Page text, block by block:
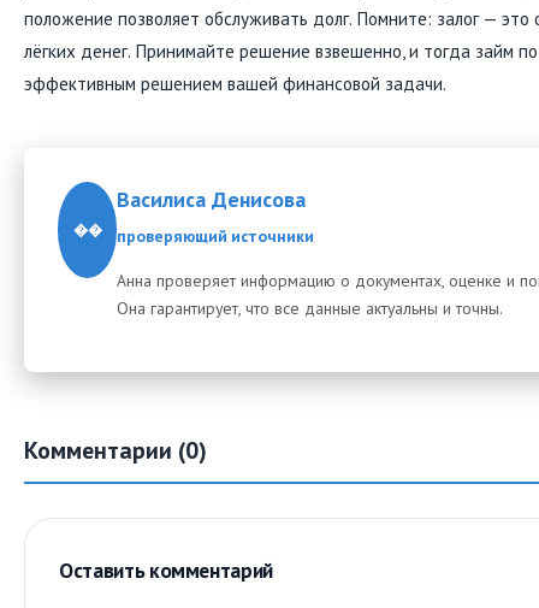
положение позволяет обслуживать долг. Помните: залог — это
лёгких денег. Принимайте решение взвешенно, и тогда займ
эффективным решением вашей финансовой задачи.
��
Василиса Денисова
проверяющий источники
Анна проверяет информацию о документах, оценке и
Она гарантирует, что все данные актуальны и точны.
Комментарии (0)
Оставить комментарий